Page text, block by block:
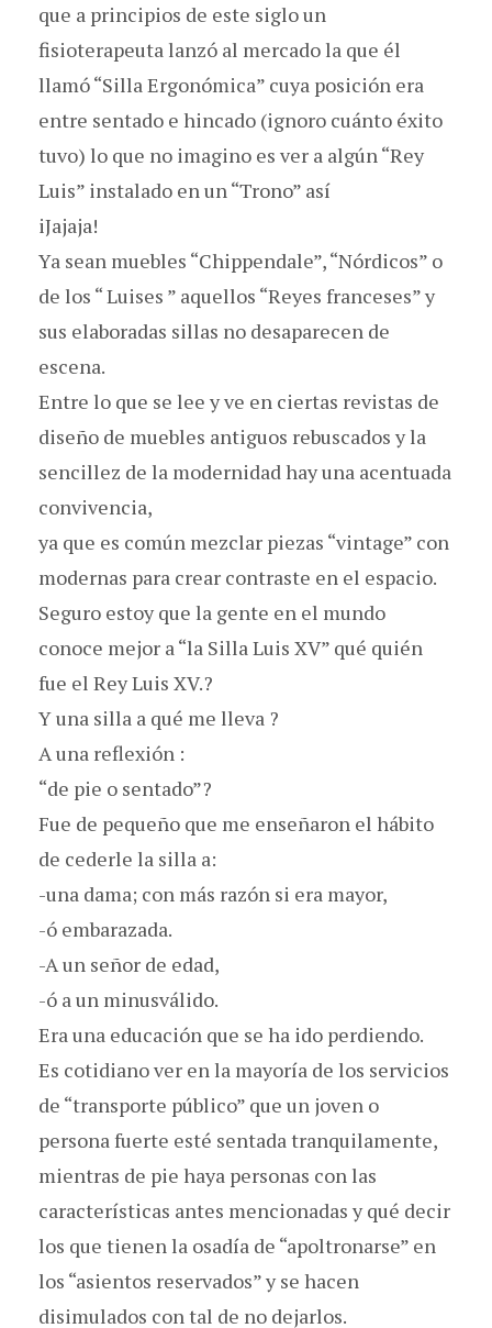
que a principios de este siglo un
fisioterapeuta lanzó al mercado la que él
llamó “Silla Ergonómica” cuya posición era
entre sentado e hincado (ignoro cuánto éxito
tuvo) lo que no imagino es ver a algún “Rey
Luis” instalado en un “Trono” así
iJajaja!
Ya sean muebles “Chippendale”, “Nórdicos” o
de los “ Luises ” aquellos “Reyes franceses” y
sus elaboradas sillas no desaparecen de
escena.
Entre lo que se lee y ve en ciertas revistas de
diseño de muebles antiguos rebuscados y la
sencillez de la modernidad hay una acentuada
convivencia,
ya que es común mezclar piezas “vintage” con
modernas para crear contraste en el espacio.
Seguro estoy que la gente en el mundo
conoce mejor a “la Silla Luis XV” qué quién
fue el Rey Luis XV.?
Y una silla a qué me lleva ?
A una reflexión :
“de pie o sentado”?
Fue de pequeño que me enseñaron el hábito
de cederle la silla a:
-una dama; con más razón si era mayor,
-ó embarazada.
-A un señor de edad,
-ó a un minusválido.
Era una educación que se ha ido perdiendo.
Es cotidiano ver en la mayoría de los servicios
de “transporte público” que un joven o
persona fuerte esté sentada tranquilamente,
mientras de pie haya personas con las
características antes mencionadas y qué decir
los que tienen la osadía de “apoltronarse” en
los “asientos reservados” y se hacen
disimulados con tal de no dejarlos.